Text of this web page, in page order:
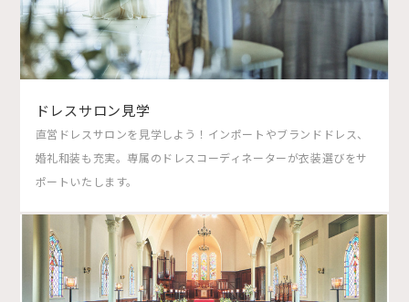
ドレスサロン見学
直営ドレスサロンを見学しよう！インポートやブランドドレス、
婚礼和装も充実。専属のドレスコーディネーターが衣装選びをサ
ポートいたします。